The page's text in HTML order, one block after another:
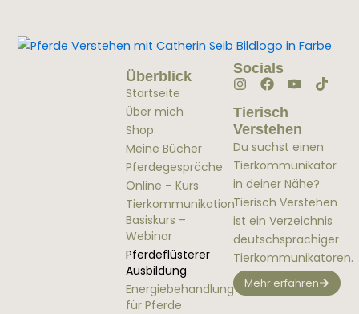
Überblick
Startseite
Über mich
Shop
Meine Bücher
Pferdegespräche
Online – Kurs
Tierkommunikation
Basiskurs –
Webinar
Pferdeflüsterer
Ausbildung
Energiebehandlung
für Pferde
Socials
Instagram
Facebook
YoutubeTiktok
Tierisch
Verstehen
Du suchst einen
Tierkommunikator
in deiner Nähe?
Tierisch Verstehen
ist ein Verzeichnis
deutschsprachiger
Tierkommunikatoren.
Mehr erfahren